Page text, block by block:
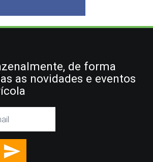
de forma
as novidades e eventos